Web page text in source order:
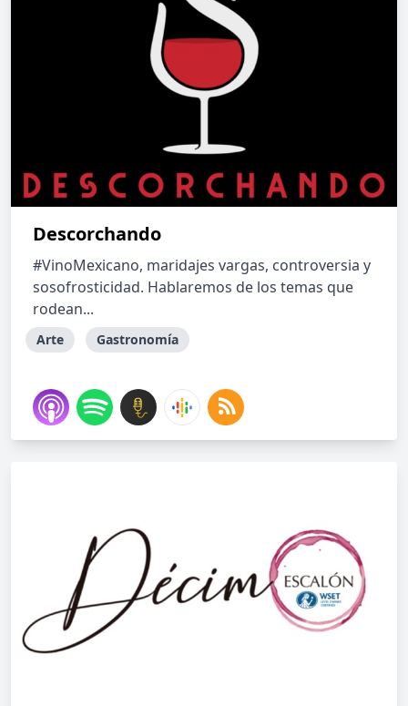
Descorchando
#VinoMexicano, maridajes vargas, controversia y
sosofrosticidad. Hablaremos de los temas que
rodean...
Arte Gastronomía